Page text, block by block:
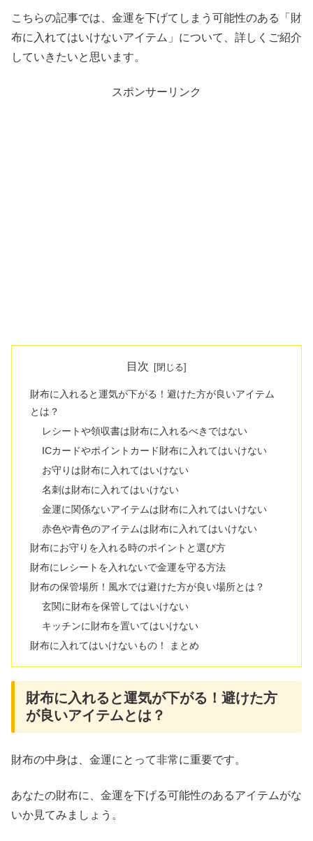
こちらの記事では、金運を下げてしまう可能性のある「財
布に入れてはいけないアイテム」について、詳しくご紹介
していきたいと思います。
スポンサーリンク
目次
財布に入れると運気が下がる！避けた方が良いアイテム
とは？
レシートや領収書は財布に入れるべきではない
​​ICカードやポイントカード財布に入れてはいけない
お守りは財布に入れてはいけない
​​名刺は財布に入れてはいけない
金運に関係ないアイテムは財布に入れてはいけない
赤色や青色のアイテムは財布に入れてはいけない
財布にお守りを入れる時のポイントと選び方
財布にレシートを入れないで金運を守る方法
​​財布の保管場所！風水では避けた方が良い場所とは？
玄関に財布を保管してはいけない
​​キッチンに財布を置いてはいけない
財布に入れてはいけないもの！ まとめ
財布に入れると運気が下がる！避けた方
が良いアイテムとは？
財布の中身は、金運にとって非常に重要です。
あなたの財布に、金運を下げる可能性のあるアイテムがな
いか見てみましょう。